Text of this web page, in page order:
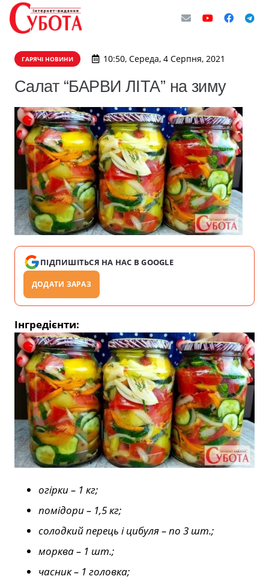
ГАРЯЧІ НОВИНИ 10:50, Середа, 4 Серпня, 2021
Салат “БАРВИ ЛІТА” на зиму
ПІДПИШІТЬСЯ НА НАС В GOOGLE
ДОДАТИ ЗАРАЗ
Інгредієнти:
огірки – 1 кг;
помідори – 1,5 кг;
солодкий перець і цибуля – по 3 шт.;
морква – 1 шт.;
часник – 1 головка;